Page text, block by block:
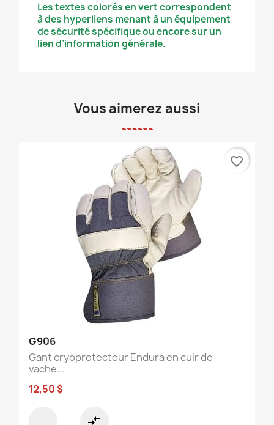
Les textes colorés en vert correspondent
à des hyperliens menant à un équipement
de sécurité spécifique ou encore sur un
lien d’information générale.
Vous aimerez aussi
G906
Gant cryoprotecteur Endura en cuir de
vache...
12,50 $
compare_arrows
favorite_border